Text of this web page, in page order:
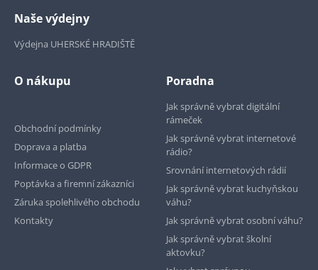
Naše výdejny
Výdejna UHERSKÉ HRADIŠTĚ
O nákupu
Obchodní podmínky
Doprava a platba
Informace o GDPR
Poptávka a firemní zákazníci
Záruka spolehlivého obchodu
Kontakty
Poradna
Jak správně vybrat digitální
rámeček
Jak správně vybrat internetové
rádio?
Srovnání internetových rádií
Jak správně vybrat kuchyňskou
váhu?
Jak správně vybrat osobní váhu?
Jak správně vybrat školní
aktovku?